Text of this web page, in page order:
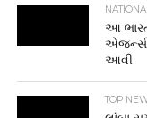
આ
આવી
TOP